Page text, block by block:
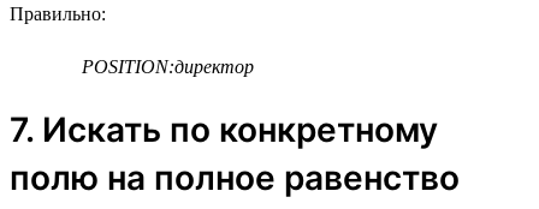
Правильно:
POSITION:директор
7. Искать по конкретному
полю на полное равенство